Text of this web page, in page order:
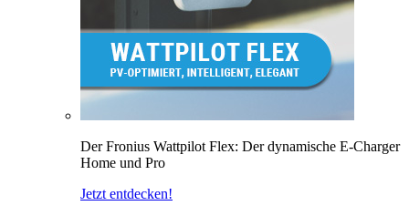
Der Fronius Wattpilot Flex: Der dynamische E-Charger
Home und Pro
Jetzt entdecken!